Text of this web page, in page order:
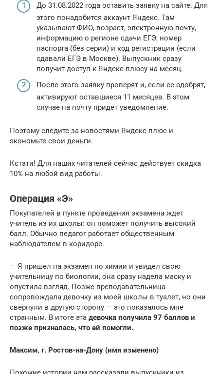
До 31.08.2022 года оставить заявку на сайте. Для
этого понадобится аккаунт Яндекс. Там
указывают ФИО, возраст, электронную почту,
информацию о регионе сдачи ЕГЭ, номер
паспорта (без серии) и код регистрации (если
сдавали ЕГЭ в Москве). Выпускник сразу
получит доступ к Яндекс плюсу на месяц.
После этого заявку проверят и, если ее одобрят,
активируют оставшиеся 11 месяцев. В этом
случае на почту придет уведомление.
Поэтому следите за новостями Яндекс плюс и
экономьте свои деньги.
Кстати! Для наших читателей сейчас действует скидка
10% на любой вид работы.
Операция «Э»
Покупателей в пункте проведения экзамена ждет
учитель из их школы: он поможет получить высокий
балл. Обычно педагог работает общественным
наблюдателем в коридоре.
— Я пришел на экзамен по химии и увидел свою
учительницу по биологии, она сразу надела маску и
опустила взгляд. Позже преподавательница
сопровождала девочку из моей школы в туалет, но они
свернули в другую сторону — это показалось мне
странным. В итоге эта девочка получила 97 баллов и
позже призналась, что ей помогли.
Максим, г. Ростов-на-Дону (имя изменено)